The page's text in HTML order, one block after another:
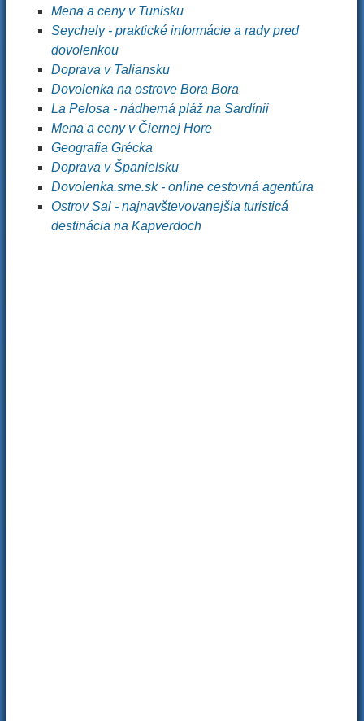
Mena a ceny v Tunisku
Seychely - praktické informácie a rady pred
dovolenkou
Doprava v Taliansku
Dovolenka na ostrove Bora Bora
La Pelosa - nádherná pláž na Sardínii
Mena a ceny v Čiernej Hore
Geografia Grécka
Doprava v Španielsku
Dovolenka.sme.sk - online cestovná agentúra
Ostrov Sal - najnavštevovanejšia turisticá
destinácia na Kapverdoch